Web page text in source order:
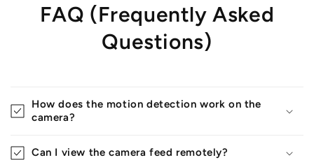
FAQ (Frequently Asked
Questions)
How does the motion detection work on the
camera?
Can I view the camera feed remotely?